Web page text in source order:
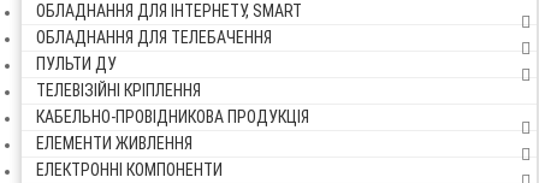
ОБЛАДНАННЯ ДЛЯ ІНТЕРНЕТУ, SMART
ОБЛАДНАННЯ ДЛЯ ТЕЛЕБАЧЕННЯ
ПУЛЬТИ ДУ
ТЕЛЕВІЗІЙНІ КРІПЛЕННЯ
КАБЕЛЬНО-ПРОВІДНИКОВА ПРОДУКЦІЯ
ЕЛЕМЕНТИ ЖИВЛЕННЯ
ЕЛЕКТРОННІ КОМПОНЕНТИ